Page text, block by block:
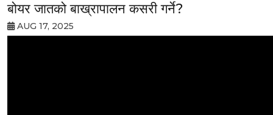
बोयर जातको बाख्रापालन कसरी गर्ने?
AUG 17, 2025